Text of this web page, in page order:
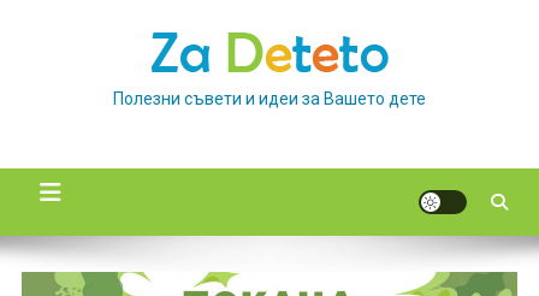
Полезни съвети и идеи за Вашето дете